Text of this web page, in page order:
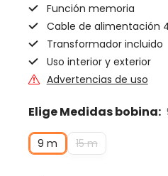
Función memoria
Cable de alimentación
Transformador incluido
Uso interior y exterior
Advertencias de uso
Elige Medidas bobina:
9 m 15 m